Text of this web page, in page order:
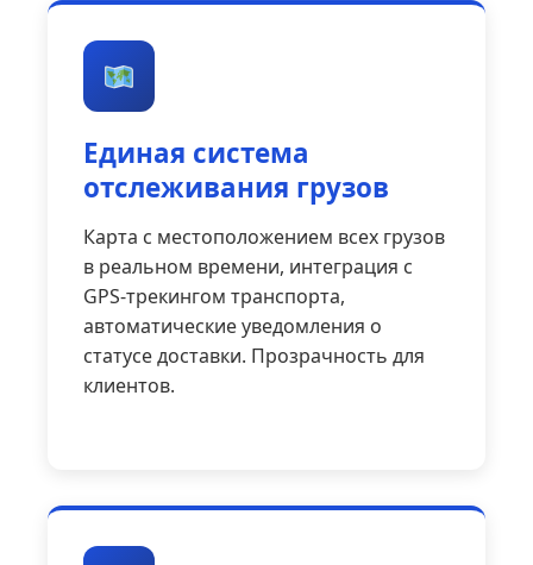
Единая система
отслеживания грузов
Карта с местоположением всех грузов
в реальном времени, интеграция с
GPS-трекингом транспорта,
автоматические уведомления о
статусе доставки. Прозрачность для
клиентов.